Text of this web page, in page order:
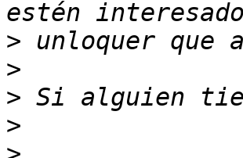
>
>
>
>